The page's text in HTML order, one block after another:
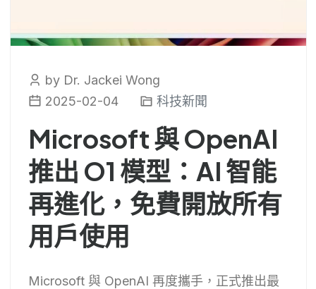
by Dr. Jackei Wong
2025-02-04
科技新聞
Microsoft 與 OpenAI
推出 O1 模型：AI 智能
再進化，免費開放所有
用戶使用
Microsoft 與 OpenAI 再度攜手，正式推出最